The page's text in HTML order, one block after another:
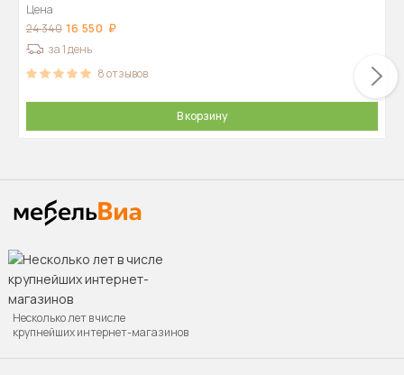
Цена
24 340 16 550
за 1 день
8отзывов
В корзину
Несколько лет в числе
крупнейших интернет-магазинов